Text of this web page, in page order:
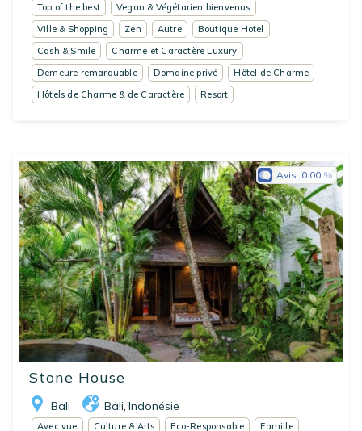
Top of the best
Vegan & Végétarien bienvenus
Ville & Shopping
Zen Autre
Boutique Hotel
Cash & Smile
Charme et Caractère Luxury
Demeure remarquable
Domaine privé
Hôtel de Charme
Hôtels de Charme & de Caractère
Resort
Stone House
Bali Bali, Indonésie
Avis: 0.00
Avec vue Culture & Arts Eco-Responsable
Famille